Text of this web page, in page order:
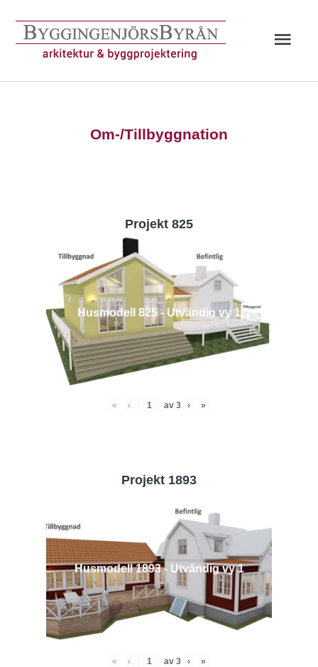
innehåll
Om-/Tillbyggnation
Projekt 825
Husmodell 825 - Utvändig vy 1
« ‹ av 3 › »
Projekt 1893
Husmodell 1893 - Utvändig vy 1
« ‹ av 3 › »